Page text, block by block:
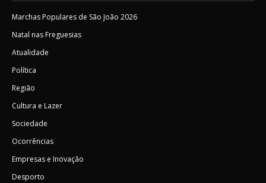
Marchas Populares de São João 2026
Natal nas Freguesias
Atualidade
Política
Região
Cultura e Lazer
Sociedade
Ocorrências
Empresas e Inovação
Desporto